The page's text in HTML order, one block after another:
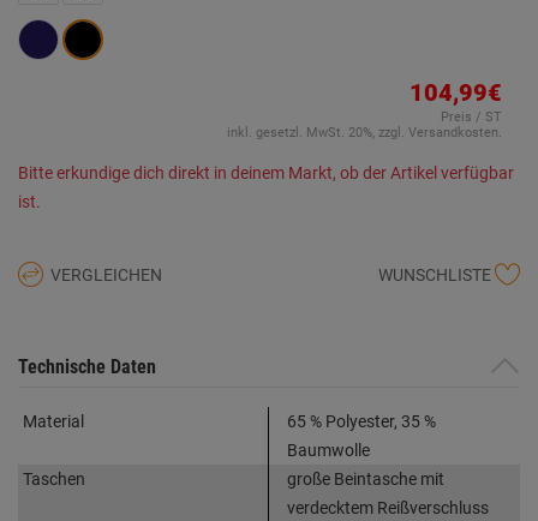
104,99€
Preis / ST
inkl. gesetzl. MwSt. 20%, zzgl. Versandkosten.
Bitte erkundige dich direkt in deinem Markt, ob der Artikel verfügbar
ist.
VERGLEICHEN WUNSCHLISTE
Technische Daten
Material
65 % Polyester, 35 %
Baumwolle
Taschen
große Beintasche mit
verdecktem Reißverschluss